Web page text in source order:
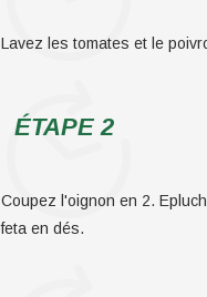
Lavez les tomates et le
ÉTAPE 2
Coupez l'oignon en 2.
feta en dés.